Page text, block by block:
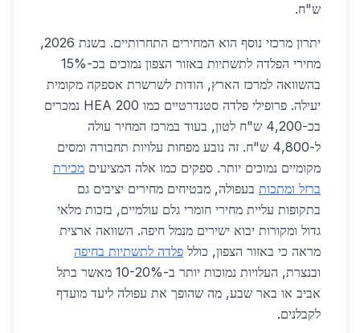
ש"ח.
יתרון מרכזי נוסף הוא המחירים התחרותיים. בשנת 2026,
מחירי הפלדה לתשתיות באזור הצפון נמוכים בכ-15%
בהשוואה למרכז הארץ, הודות לשרשרת אספקה מקומית
יעילה. פרופילי פלדה סטנדרטיים כמו HEA 200 נמכרים
בכ-4,200 ש"ח לטון, בעוד במרכז המחיר עולה
ל-4,800 ש"ח. זה נובע מפחות עלויות תחבורה ומסים
מקומיים נמוכים יותר. ספקים כמו אלה המציעים מכירת
ברזל ומתכות בעפולה, מבטיחים מחירים יציבים גם
בתקופות עליית מחירי חומרי גלם עולמיים, בזכות מלאי
גדול ומקורות יבוא ישירים מנמל חיפה. השוואה ארצית
מראה כי באזור הצפון, כולל פלדה לתשתיות בחיפה
ובנצרת, העלויות נמוכות יותר ב-10-20% מאשר בתל
אביב או באר שבע, מה שהופך את עפולה ליעד מועדף
לקבלנים.